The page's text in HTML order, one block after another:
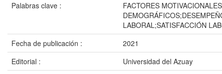
Palabras clave :
FACTORES
LABORAL;SATISFACCIÓN
Fecha de publicación :
2021
Editorial :
Universidad del Azuay